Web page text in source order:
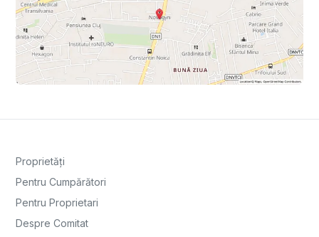
Proprietăți
Pentru Cumpărători
Pentru Proprietari
Despre Comitat